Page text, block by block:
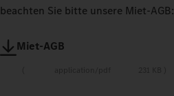
beachten Sie bitte unsere Miet-AGB:
Miet-AGB